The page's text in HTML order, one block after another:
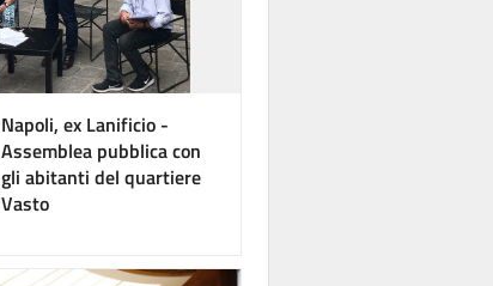
Napoli, ex Lanificio -
Assemblea pubblica con
gli abitanti del quartiere
Vasto